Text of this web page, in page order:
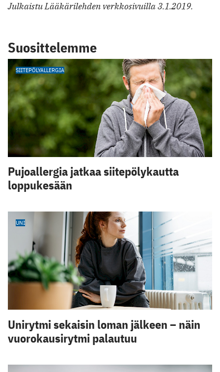
Julkaistu Lääkärilehden verkkosivuilla 3.1.2019.
Suosittelemme
SIITEPÖLYALLERGIA
Pujoallergia jatkaa siitepölykautta
loppukesään
UNI
Unirytmi sekaisin loman jälkeen – näin
vuorokausirytmi palautuu